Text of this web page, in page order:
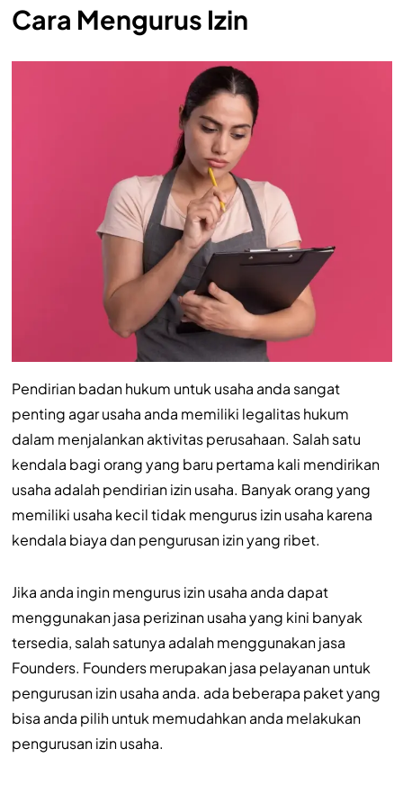
Cara Mengurus Izin
Pendirian badan hukum untuk usaha anda sangat
penting agar usaha anda memiliki legalitas hukum
dalam menjalankan aktivitas perusahaan. Salah satu
kendala bagi orang yang baru pertama kali mendirikan
usaha adalah pendirian izin usaha. Banyak orang yang
memiliki usaha kecil tidak mengurus izin usaha karena
kendala biaya dan pengurusan izin yang ribet.
Jika anda ingin mengurus izin usaha anda dapat
menggunakan jasa perizinan usaha yang kini banyak
tersedia, salah satunya adalah menggunakan jasa
Founders. Founders merupakan jasa pelayanan untuk
pengurusan izin usaha anda. ada beberapa paket yang
bisa anda pilih untuk memudahkan anda melakukan
pengurusan izin usaha.